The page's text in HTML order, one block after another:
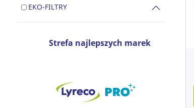
EKO-FILTRY
Strefa najlepszych marek